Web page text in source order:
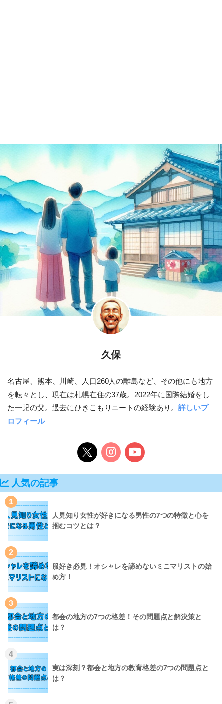
久保
名古屋、熊本、川崎、人口260人の離島など、その他にも地方
を転々とし、現在は札幌在住の37歳。2022年に国際結婚をし
た一児の父。過去にひきこもりニートの経験あり。 詳しいプ
ロフィール
人気の記事
1
人見知り女性が好きになる男性の7つの特徴と心を
掴むコツとは？
2
服好き必見！オシャレを諦めないミニマリストの始
め方！
3
都会の地方の7つの格差！その問題点と解決策と
は？
4
実は深刻？都会と地方の教育格差の7つの問題点と
は？